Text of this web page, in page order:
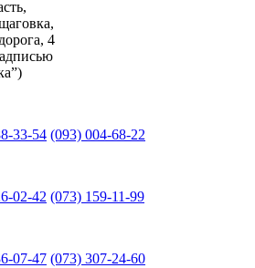
4
33-54 (093) 004-68-22
02-42 (073) 159-11-99
07-47 (073) 307-24-60